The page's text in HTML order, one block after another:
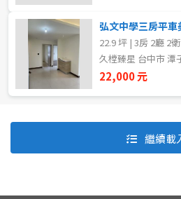
預設排序
價格從高到低
弘文中學三房平車
22.9 坪 | 3房 2廳 2衛
久樘臻星 台中市 潭
22,000 元
繼續載